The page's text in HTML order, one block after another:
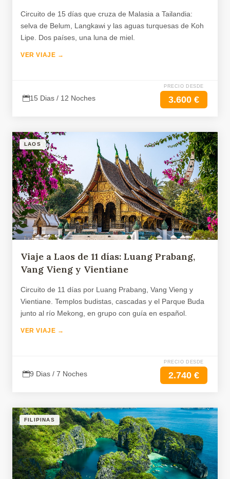
Circuito de 15 días que cruza de Malasia a Tailandia:
selva de Belum, Langkawi y las aguas turquesas de Koh
Lipe. Dos países, una luna de miel.
VER VIAJE →
15 Dias / 12 Noches
PRECIO DESDE
3.600 €
LAOS
Viaje a Laos de 11 días: Luang Prabang,
Vang Vieng y Vientiane
Circuito de 11 días por Luang Prabang, Vang Vieng y
Vientiane. Templos budistas, cascadas y el Parque Buda
junto al río Mekong, en grupo con guía en español.
VER VIAJE →
9 Dias / 7 Noches
PRECIO DESDE
2.740 €
FILIPINAS